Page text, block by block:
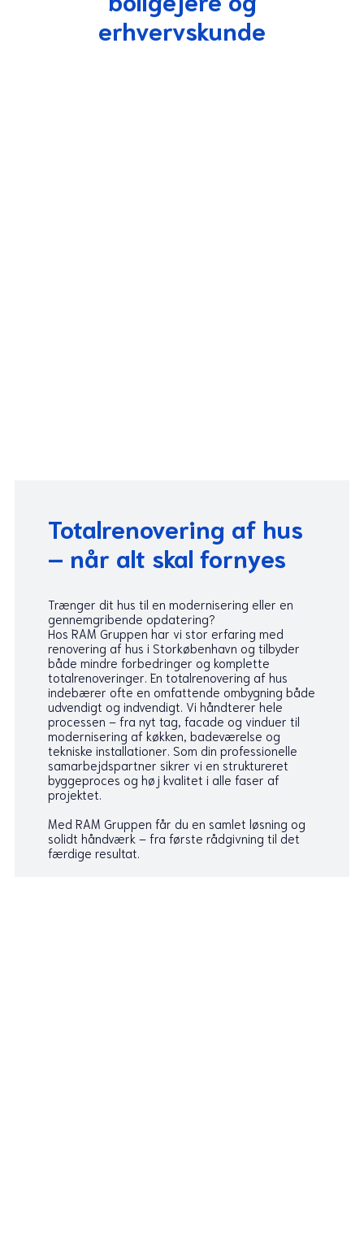
erhvervskunde
Totalrenovering af hus
– når alt skal fornyes
Trænger dit hus til en modernisering eller en
gennemgribende opdatering?
Hos RAM Gruppen har vi stor erfaring med
renovering af hus i Storkøbenhavn og tilbyder
både mindre forbedringer og komplette
totalrenoveringer. En totalrenovering af hus
indebærer ofte en omfattende ombygning både
udvendigt og indvendigt. Vi håndterer hele
processen – fra nyt tag, facade og vinduer til
modernisering af køkken, badeværelse og
tekniske installationer. Som din professionelle
samarbejdspartner sikrer vi en struktureret
byggeproces og høj kvalitet i alle faser af
projektet.
Med RAM Gruppen får du en samlet løsning og
solidt håndværk – fra første rådgivning til det
færdige resultat.